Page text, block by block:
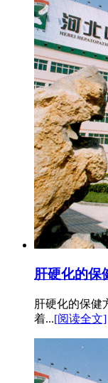
肝硬化的保
肝硬化的保健
着...[阅读全文]